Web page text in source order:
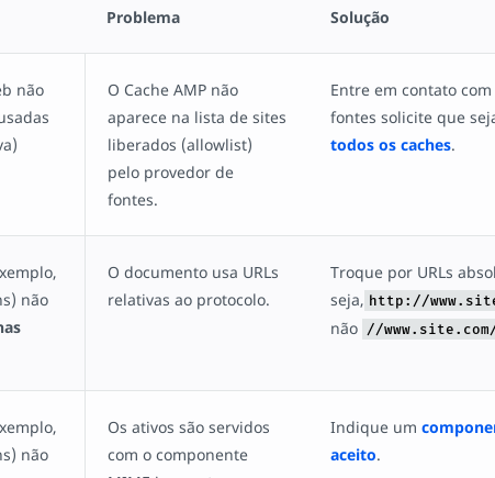
Problema Solução
não
O Cache AMP não
aparece na lista de sites
liberados (allowlist)
pelo provedor de
fontes.
Entre em contato
fontes solicite que
todos os caches.
não
O documento usa URLs
relativas ao protocolo.
Troque por URLs
seja, http://
não //
não
Os ativos são servidos
com o componente
Indique um
aceito.